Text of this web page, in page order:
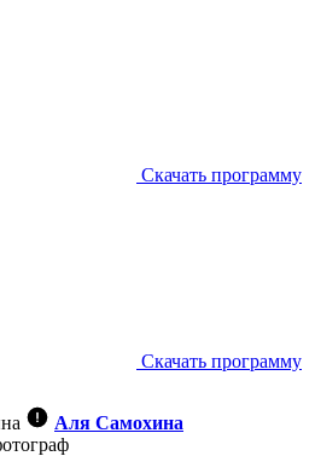
Скачать программу
Скачать программу
Аля Самохина